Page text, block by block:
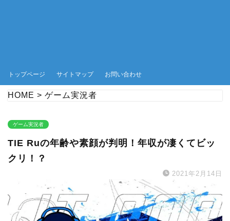
トップページ サイトマップ お問い合わせ
HOME > ゲーム実況者
ゲーム実況者
TIE Ruの年齢や素顔が判明！年収が凄くてビッ
クリ！？
2021年2月14日